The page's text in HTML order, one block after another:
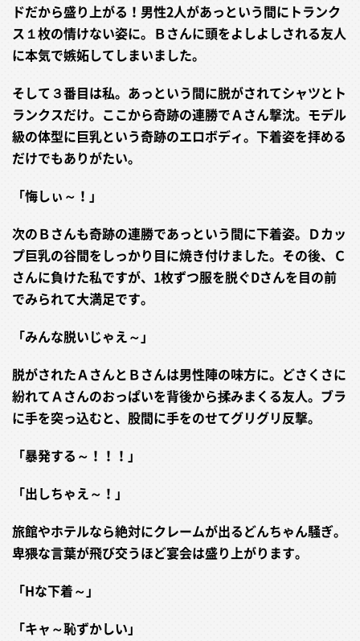
ドだから盛り上がる！男性2人があっという間にトランク
ス１枚の情けない姿に。Ｂさんに頭をよしよしされる友人
に本気で嫉妬してしまいました。
そして３番目は私。あっという間に脱がされてシャツとト
ランクスだけ。ここから奇跡の連勝でＡさん撃沈。モデル
級の体型に巨乳という奇跡のエロボディ。下着姿を拝める
だけでもありがたい。
「悔しぃ～！」
次のＢさんも奇跡の連勝であっという間に下着姿。Ｄカッ
プ巨乳の谷間をしっかり目に焼き付けました。その後、Ｃ
さんに負けた私ですが、1枚ずつ服を脱ぐDさんを目の前
でみられて大満足です。
「みんな脱いじゃえ～」
脱がされたＡさんとＢさんは男性陣の味方に。どさくさに
紛れてＡさんのおっぱいを背後から揉みまくる友人。ブラ
に手を突っ込むと、股間に手をのせてグリグリ反撃。
「暴発する～！！！」
「出しちゃえ～！」
旅館やホテルなら絶対にクレームが出るどんちゃん騒ぎ。
卑猥な言葉が飛び交うほど宴会は盛り上がります。
「Hな下着～」
「キャ～恥ずかしい」